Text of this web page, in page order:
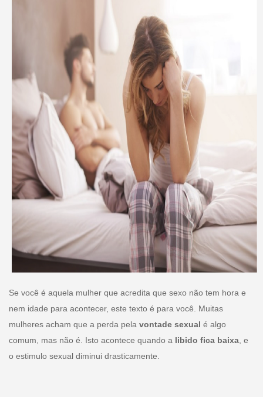
Se você é aquela mulher que acredita que sexo não tem hora e
nem idade para acontecer, este texto é para você. Muitas
mulheres acham que a perda pela vontade sexual é algo
comum, mas não é. Isto acontece quando a libido fica baixa, e
o estimulo sexual diminui drasticamente.